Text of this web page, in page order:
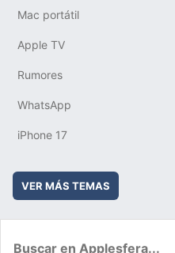
Mac portátil
Apple TV
Rumores
WhatsApp
iPhone 17
VER MÁS TEMAS